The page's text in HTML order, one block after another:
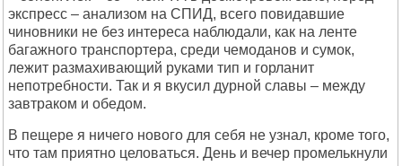
экспресс – анализом на СПИД, всего повидавшие
чиновники не без интереса наблюдали, как на ленте
багажного транспортера, среди чемоданов и сумок,
лежит размахивающий руками тип и горланит
непотребности. Так и я вкусил дурной славы – между
завтраком и обедом.
В пещере я ничего нового для себя не узнал, кроме того,
что там приятно целоваться. День и вечер промелькнули